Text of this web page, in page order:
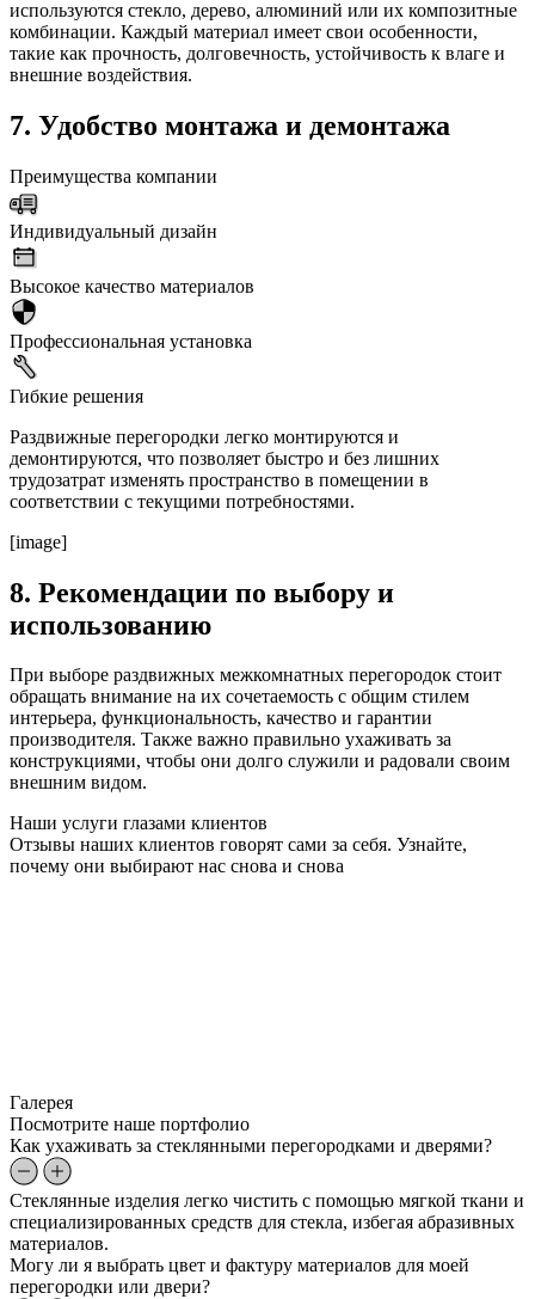
используются стекло, дерево, алюминий или их композитные
комбинации. Каждый материал имеет свои особенности,
такие как прочность, долговечность, устойчивость к влаге и
внешние воздействия.
7. Удобство монтажа и демонтажа
Преимущества компании
Индивидуальный дизайн
Высокое качество материалов
Профессиональная установка
Гибкие решения
Раздвижные перегородки легко монтируются и
демонтируются, что позволяет быстро и без лишних
трудозатрат изменять пространство в помещении в
соответствии с текущими потребностями.
[image]
8. Рекомендации по выбору и
использованию
При выборе раздвижных межкомнатных перегородок стоит
обращать внимание на их сочетаемость с общим стилем
интерьера, функциональность, качество и гарантии
производителя. Также важно правильно ухаживать за
конструкциями, чтобы они долго служили и радовали своим
внешним видом.
Наши услуги глазами клиентов
Отзывы наших клиентов говорят сами за себя. Узнайте,
почему они выбирают нас снова и снова
Галерея
Посмотрите наше портфолио
Как ухаживать за стеклянными перегородками и дверями?
Стеклянные изделия легко чистить с помощью мягкой ткани и
специализированных средств для стекла, избегая абразивных
материалов.
Могу ли я выбрать цвет и фактуру материалов для моей
перегородки или двери?